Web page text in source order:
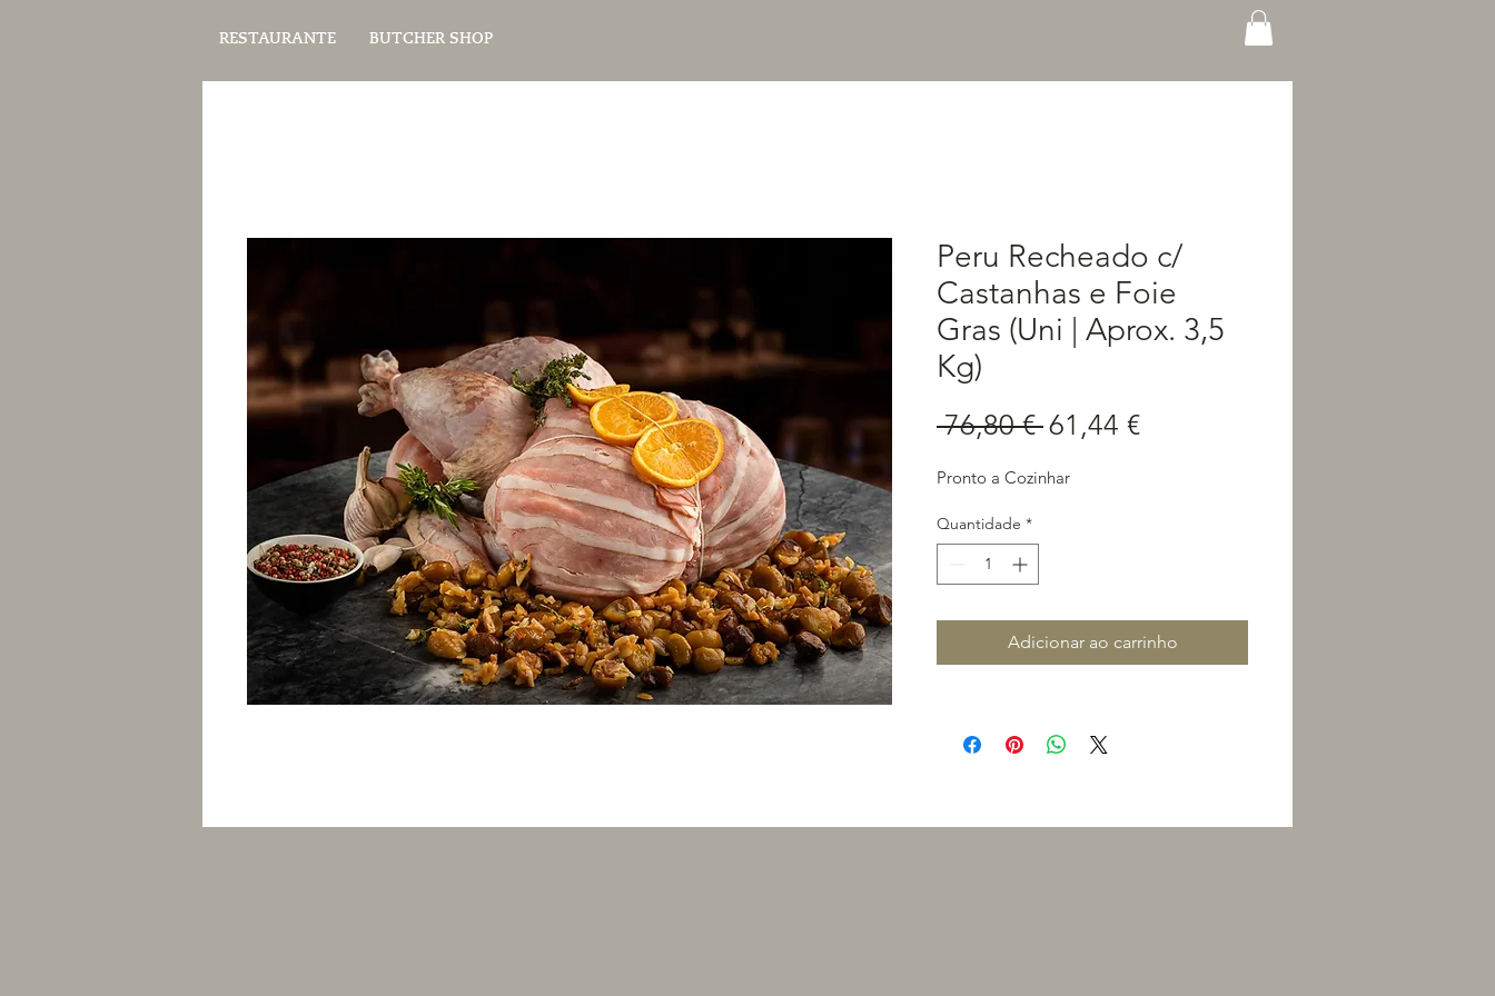
RESTAURANTE BUTCHER SHOP
Peru Recheado c/
Castanhas e Foie
Gras (Uni | Aprox. 3,5
Kg)
76,80 € Preço
61,44 €Preço
Pronto a Cozinhar
Quantidade *
Adicionar ao carrinho